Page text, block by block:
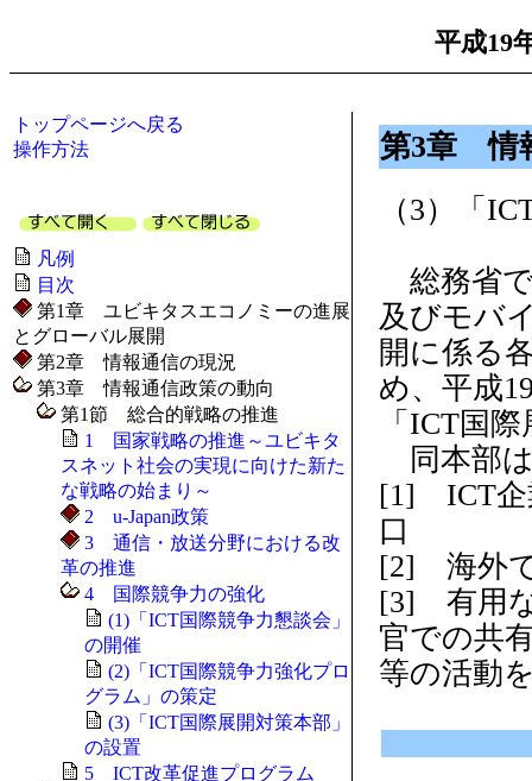
平成19
トップページへ戻る
操作方法
凡例
目次
第1章 ユビキタスエコノミーの進展
とグローバル展開
第2章 情報通信の現況
第3章 情報通信政策の動向
第1節 総合的戦略の推進
1 国家戦略の推進～ユビキタ
スネット社会の実現に向けた新た
な戦略の始まり～
2 u-Japan政策
3 通信・放送分野における改
革の推進
4 国際競争力の強化
(1)「ICT国際競争力懇談会」
の開催
(2)「ICT国際競争力強化プロ
グラム」の策定
(3)「ICT国際展開対策本部」
の設置
5 ICT改革促進プログラム
第3章 情
（3）「
総務省
及びモバ
開に係る
め、平成
「ICT国
同本部
[1] ICT企
口
[2] 海外
[3] 有用な
官での共
等の活動